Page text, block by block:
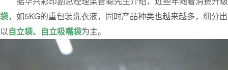
袋，如5KG的重包装洗衣液，同时产品种类也越来越多，细分
以自立袋、自立吸嘴袋为主。